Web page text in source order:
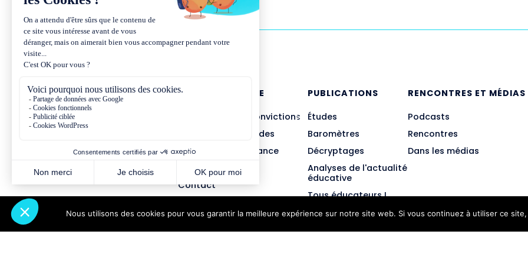
NOUS CONNAÎTRE
Présentation et convictions
Missions et méthodes
Équipe et gouvernance
Partenariats
Contact
PUBLICATIONS
Études
Baromètres
Décryptages
Analyses de l'actualité
éducative
Tous éducateurs !
RENCONTRES ET MÉDIAS
Podcasts
Rencontres
Dans les médias
Nous utilisons des cookies pour vous garantir la meilleure expérience sur notre site web. Si vous continuez à utiliser ce